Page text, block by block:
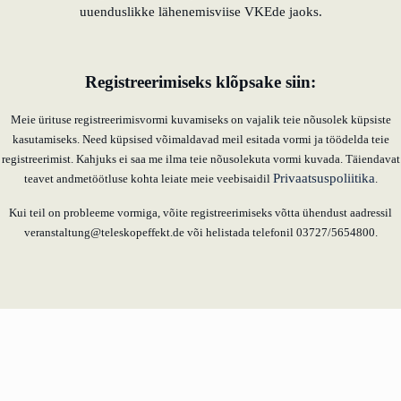
uuenduslikke lähenemisviise VKEde jaoks.
Registreerimiseks klõpsake siin:
Meie ürituse registreerimisvormi kuvamiseks on vajalik teie nõusolek küpsiste
kasutamiseks. Need küpsised võimaldavad meil esitada vormi ja töödelda teie
registreerimist. Kahjuks ei saa me ilma teie nõusolekuta vormi kuvada. Täiendavat
teavet andmetöötluse kohta leiate meie veebisaidil Privaatsuspoliitika.
Kui teil on probleeme vormiga, võite registreerimiseks võtta ühendust aadressil
veranstaltung@teleskopeffekt.de või helistada telefonil 03727/5654800.